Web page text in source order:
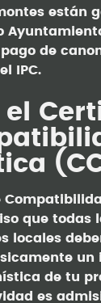
están
de
IPC.
el
que todas
locales
un
de tu
es